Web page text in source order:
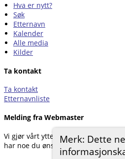
Merk: Dette
Hva er nytt?
Søk
Etternavn
Kalender
Alle media
Kilder
Ta kontakt
Ta kontakt
Etternavnliste
Melding fra Webmaster
Vi gjør vårt ytterste for å
har noe du ønsker å legge til, kan